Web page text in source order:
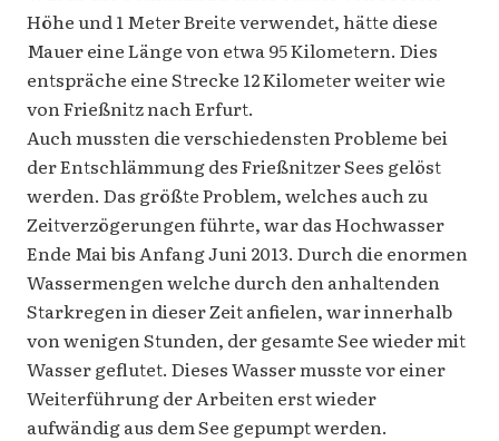
Höhe und 1 Meter Breite verwendet, hätte diese
Mauer eine Länge von etwa 95 Kilometern. Dies
entspräche eine Strecke 12 Kilometer weiter wie
von Frießnitz nach Erfurt.
Auch mussten die verschiedensten Probleme bei
der Entschlämmung des Frießnitzer Sees gelöst
werden. Das größte Problem, welches auch zu
Zeitverzögerungen führte, war das Hochwasser
Ende Mai bis Anfang Juni 2013. Durch die enormen
Wassermengen welche durch den anhaltenden
Starkregen in dieser Zeit anfielen, war innerhalb
von wenigen Stunden, der gesamte See wieder mit
Wasser geflutet. Dieses Wasser musste vor einer
Weiterführung der Arbeiten erst wieder
aufwändig aus dem See gepumpt werden.